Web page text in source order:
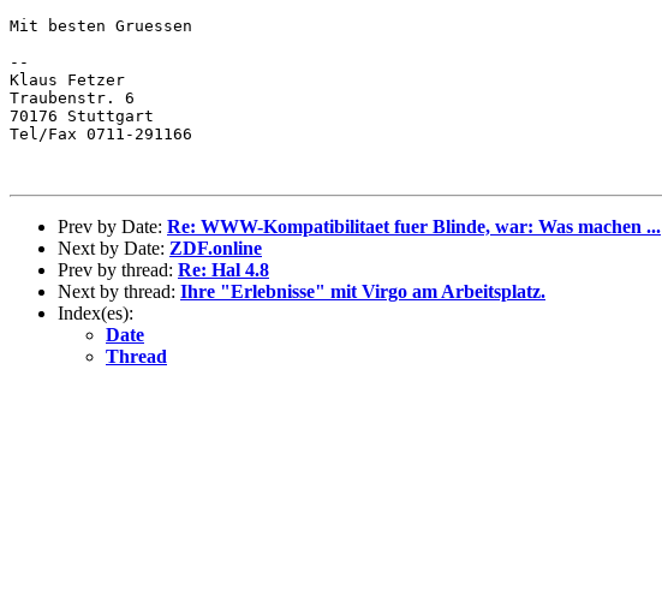
Mit besten Gruessen
--
Klaus Fetzer
Traubenstr. 6
70176 Stuttgart
Tel/Fax 0711-291166
Prev by Date: Re: WWW-Kompatibilitaet fuer Blinde, war: Was machen ...
Next by Date: ZDF.online
Prev by thread: Re: Hal 4.8
Next by thread: Ihre "Erlebnisse" mit Virgo am Arbeitsplatz.
Index(es):
Date
Thread